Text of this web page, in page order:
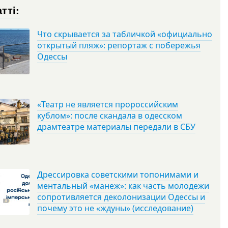
Что скрывается за табличкой «официально
открытый пляж»: репортаж с побережья
Одессы
«Театр не является пророссийским
кублом»: после скандала в одесском
драмтеатре материалы передали в СБУ
Дрессировка советскими топонимами и
ментальный «манеж»: как часть молодежи
сопротивляется деколонизации Одессы и
почему это не «ждуны» (исследование)